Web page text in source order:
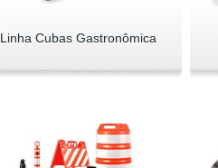
Linha Cubas Gastronômica